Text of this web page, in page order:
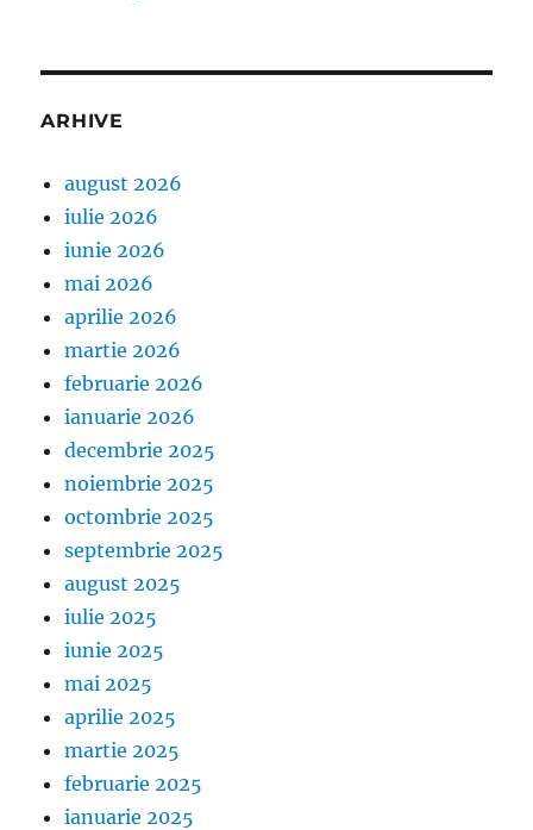
ARHIVE
august 2026
iulie 2026
iunie 2026
mai 2026
aprilie 2026
martie 2026
februarie 2026
ianuarie 2026
decembrie 2025
noiembrie 2025
octombrie 2025
septembrie 2025
august 2025
iulie 2025
iunie 2025
mai 2025
aprilie 2025
martie 2025
februarie 2025
ianuarie 2025